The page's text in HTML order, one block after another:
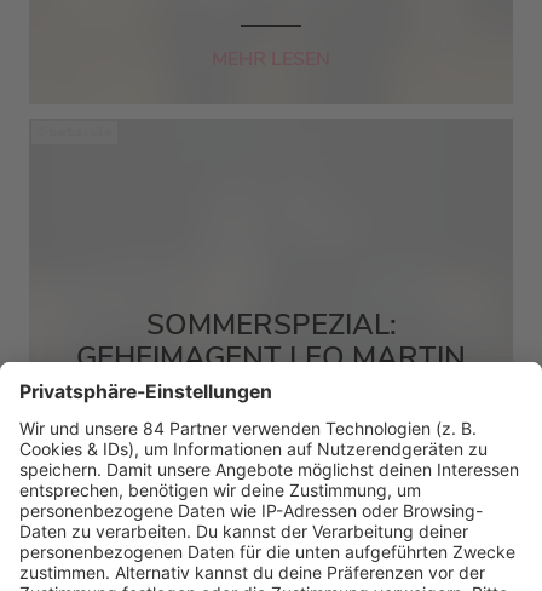
MEHR LESEN
SOMMERSPEZIAL:
GEHEIMAGENT LEO MARTIN
MEHR LESEN